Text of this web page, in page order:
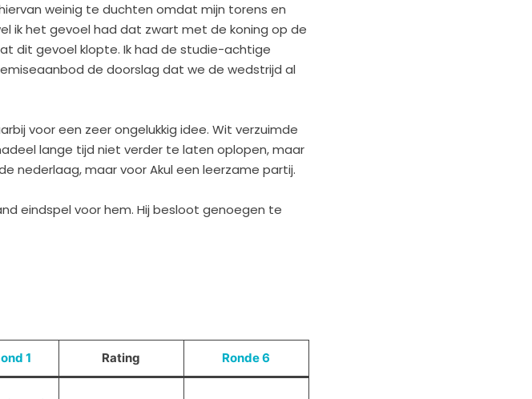
weinig te duchten omdat mijn torens en
ik het gevoel had dat zwart met de koning op de
dit gevoel klopte. Ik had de studie-achtige
de doorslag dat we de wedstrijd al
voor een zeer ongelukkig idee. Wit verzuimde
lange tijd niet verder te laten oplopen, maar
nederlaag, maar voor Akul een leerzame partij.
eindspel voor hem. Hij besloot genoegen te
1 Rating Ronde 6